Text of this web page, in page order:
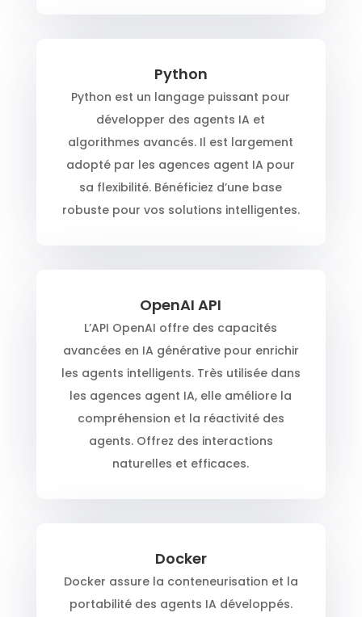
Python
Python est un langage puissant pour
développer des agents IA et
algorithmes avancés. Il est largement
adopté par les agences agent IA pour
sa flexibilité. Bénéficiez d’une base
robuste pour vos solutions intelligentes.
OpenAI API
L’API OpenAI offre des capacités
avancées en IA générative pour enrichir
les agents intelligents. Très utilisée dans
les agences agent IA, elle améliore la
compréhension et la réactivité des
agents. Offrez des interactions
naturelles et efficaces.
Docker
Docker assure la conteneurisation et la
portabilité des agents IA développés.